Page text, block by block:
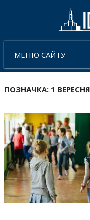
МЕНЮ САЙТУ
ПОЗНАЧКА: 1 ВЕРЕСНЯ